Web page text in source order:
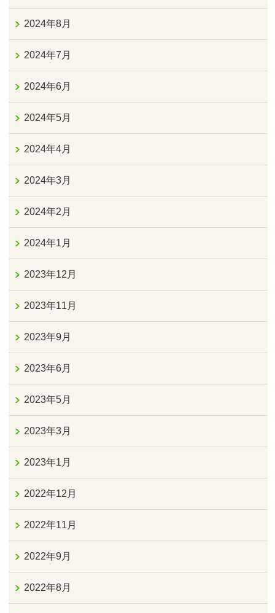
2024年8月
2024年7月
2024年6月
2024年5月
2024年4月
2024年3月
2024年2月
2024年1月
2023年12月
2023年11月
2023年9月
2023年6月
2023年5月
2023年3月
2023年1月
2022年12月
2022年11月
2022年9月
2022年8月